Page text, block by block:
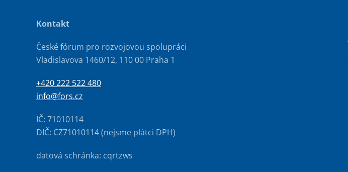
Kontakt
České fórum pro rozvojovou spolupráci
Vladislavova 1460/12, 110 00 Praha 1
+420 222 522 480
info@fors.cz
IČ: 71010114
DIČ: CZ71010114 (nejsme plátci DPH)
datová schránka: cqrtzws